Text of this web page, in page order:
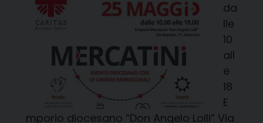
da
lle
10
all
e
18
E
mporio diocesano “Don Angelo Lolli” Via